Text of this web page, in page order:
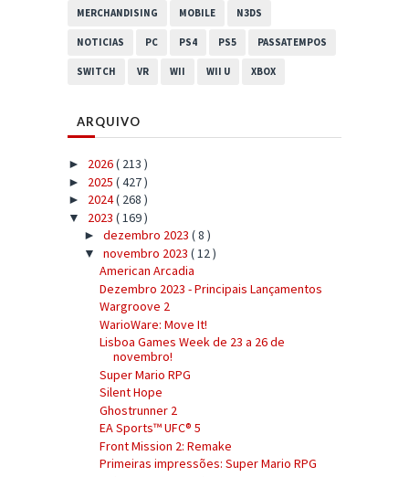
MERCHANDISING MOBILE N3DS
NOTICIAS PC PS4 PS5 PASSATEMPOS
SWITCH VR WII WII U XBOX
ARQUIVO
► 2026( 213 )
► 2025 ( 427 )
► 2024( 268 )
▼ 2023 ( 169 )
► dezembro 2023 ( 8 )
▼ novembro 2023 ( 12 )
American Arcadia
Dezembro 2023 - Principais Lançamentos
Wargroove 2
WarioWare: Move It!
Lisboa Games Week de 23 a 26 de
novembro!
Super Mario RPG
Silent Hope
Ghostrunner 2
EA Sports™ UFC® 5
Front Mission 2: Remake
Primeiras impressões: Super Mario RPG